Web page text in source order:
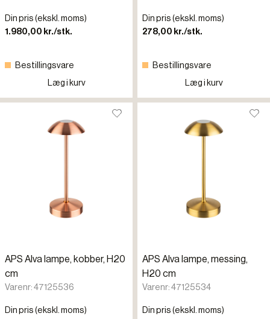
Din pris (ekskl. moms)
1.980,00 kr./stk.
Bestillingsvare
Læg i kurv
Din pris (ekskl. moms)
278,00 kr./stk.
Bestillingsvare
Læg i kurv
APS Alva lampe, kobber, H20
cm
Varenr: 47125536
Din pris (ekskl. moms)
APS Alva lampe, messing,
H20 cm
Varenr: 47125534
Din pris (ekskl. moms)